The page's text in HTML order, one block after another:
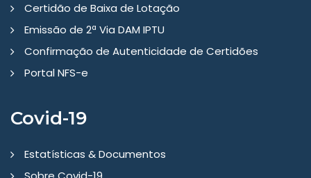
Certidão de Baixa de Lotação
Emissão de 2ª Via DAM IPTU
Confirmação de Autenticidade de Certidões
Portal NFS-e
Covid-19
Estatísticas & Documentos